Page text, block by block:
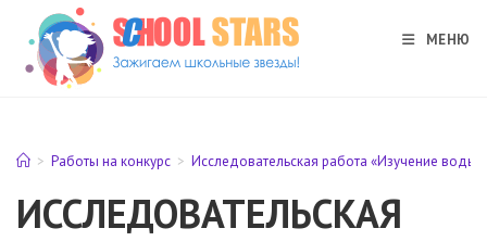
Перейти
содержимому
МЕНЮ
> Работы на конкурс > Исследовательская работа «Изучение воды
ИССЛЕДОВАТЕЛЬСКАЯ